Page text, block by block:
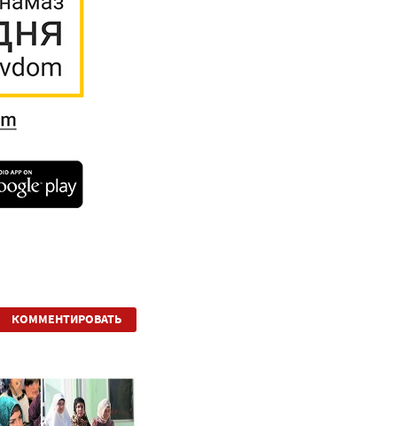
КОММЕНТИРОВАТЬ